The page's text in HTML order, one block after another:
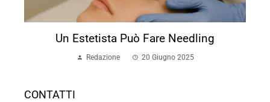
Un Estetista Può Fare Needling
Redazione 20 Giugno 2025
CONTATTI